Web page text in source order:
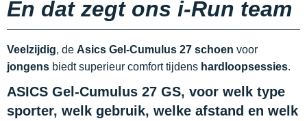
En dat zegt ons i-Run team
Veelzijdig, de Asics Gel-Cumulus 27 schoen voor
jongens biedt superieur comfort tijdens hardloopsessies.
ASICS Gel-Cumulus 27 GS, voor welk type
sporter, welk gebruik, welke afstand en welk